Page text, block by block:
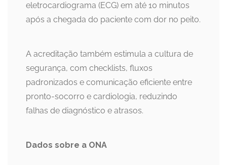
eletrocardiograma (ECG) em até 10 minutos
após a chegada do paciente com dor no peito.
A acreditação também estimula a cultura de
segurança, com checklists, fluxos
padronizados e comunicação eficiente entre
pronto-socorro e cardiologia, reduzindo
falhas de diagnóstico e atrasos.
Dados sobre a ONA